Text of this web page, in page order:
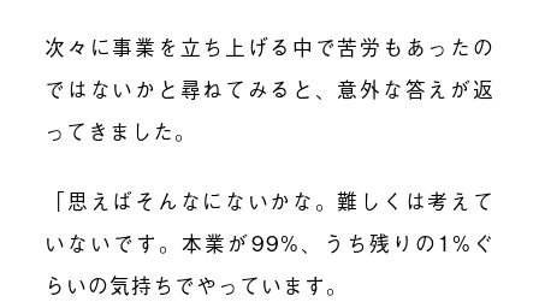
次々に事業を立ち上げる中で苦労もあったの
ではないかと尋ねてみると、意外な答えが返
ってきました。
「思えばそんなにないかな。難しくは考えて
いないです。本業が99%、うち残りの1%ぐ
らいの気持ちでやっています。